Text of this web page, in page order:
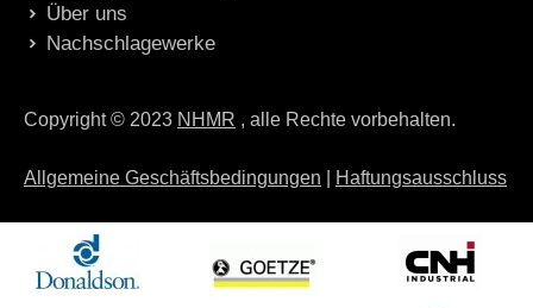
Über uns
Nachschlagewerke
Copyright © 2023 NHMR , alle Rechte vorbehalten.
Allgemeine Geschäftsbedingungen Haftungsausschluss